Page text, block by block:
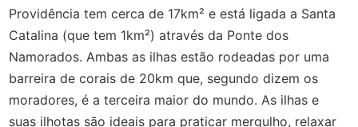
Providência tem cerca de 17km² e está ligada a Santa
Catalina (que tem 1km²) através da Ponte dos
Namorados. Ambas as ilhas estão rodeadas por uma
barreira de corais de 20km que, segundo dizem os
moradores, é a terceira maior do mundo. As ilhas e
suas ilhotas são ideais para praticar mergulho, relaxar